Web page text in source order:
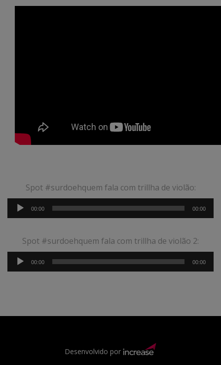
Spot #surdoehquem fala com trillha de violão:
de
00:00 00:00
Spot #surdoehquem fala com trillha de violão 2:
de
00:00 00:00
Desenvolvido por